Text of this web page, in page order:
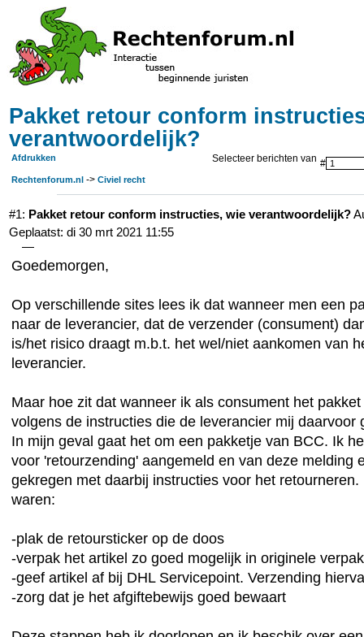
Pakket retour conform
verantwoordelijk?
Selecteer berichten van #
Afdrukken
Rechtenforum.nl -> Civiel recht
#1: Pakket retour conform instructies, wie verantwoordelijk?
Geplaatst: di 30 mrt 2021 11:55
—
Goedemorgen,
Op verschillende sites lees ik dat wanneer men een
naar de leverancier, dat de verzender (consument)
is/het risico draagt m.b.t. het wel/niet aankomen van
leverancier.
Maar hoe zit dat wanneer ik als consument het
volgens de instructies die de leverancier mij daarvoor
In mijn geval gaat het om een pakketje van BCC. Ik
voor 'retourzending' aangemeld en van deze melding
gekregen met daarbij instructies voor het
waren:
-plak de retoursticker op de doos
-verpak het artikel zo goed mogelijk in originele
-geef artikel af bij DHL Servicepoint. Verzending
-zorg dat je het afgiftebewijs goed bewaart